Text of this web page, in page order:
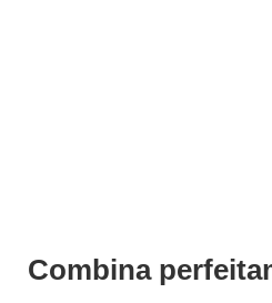
Combina